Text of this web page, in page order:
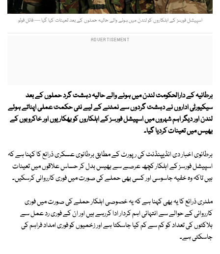
اسپیشل فورسز کے اہلکاروں کو لندن میں ہونے والے حالیہ حملوں کے بعد تعینات کیا گیا — فائل فوٹو
برطانیہ کے دارالحکومت لندن میں ہونے والے حالیہ دہشت گرد حملوں کے بعد
سیکیورٹی اداروں نے دہشت گردوں سے نمٹنے کے لیے نئی حکمت عملی اپناتے ہوئے
لندن اور دیگر اہم شہروں میں اسپیشل فورسز کے اہلکاروں کو بھکاریوں اور خاکروبوں کے
بھیس میں تعینات کردیا گیا۔
برطانوی اخبار دی انڈیپنڈنٹ کی رپورٹ کے مطابق برطانوی عسکری ذرائع کا کہنا ہے کہ
اسپیشل فورسز کے اہلکار کچھ عرصے سے بھیس بدل کر حساس علاقوں میں تعینات
ہیں تاکہ وہ خفیہ جاسوسی اور کسی بھی حملے کی صورت میں فوری کارروائی کرسکیں۔
ملٹری ذرائع کا یہ بھی کہنا ہے کہ یہ خصوصی اہلکار حملے کی صورت میں فوری
کارروائی کے حوالے سے انتہائی اہم کردار ادا کررہے ہیں اور ان کے فوری رد عمل سے
ہلاکتوں کی تعداد کو کم سے کم کیا جاسکتا ہے اور زخمیوں کو فوری امداد فراہم کی
جاسکتی ہے۔